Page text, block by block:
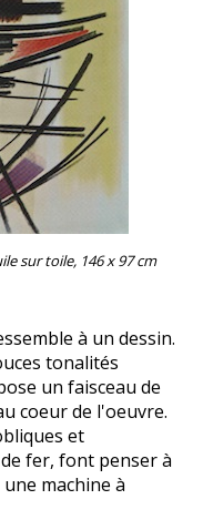
sur toile, 146 x 97 cm
à un dessin.
tonalités
un faisceau de
coeur de l'oeuvre.
et
fer, font penser à
machine à